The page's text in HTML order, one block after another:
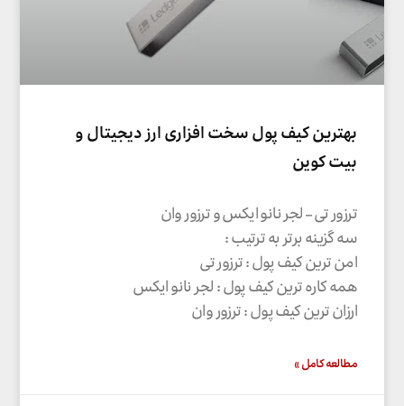
بهترین کیف پول سخت افزاری ارز دیجیتال و
بیت کوین
ترزور تی – لجر نانو ایکس و ترزور وان
سه گزینه برتر به ترتیب :
امن ترین کیف پول : ترزور تی
همه کاره ترین کیف پول : لجر نانو ایکس
ارزان ترین کیف پول : ترزور وان
مطالعه کامل »